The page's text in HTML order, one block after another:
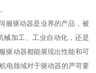
驱动器是业界的产品，被
械加工、工业自动化，还是
驱动器都能展现出性能和可
电领域对于驱动器的严苛要